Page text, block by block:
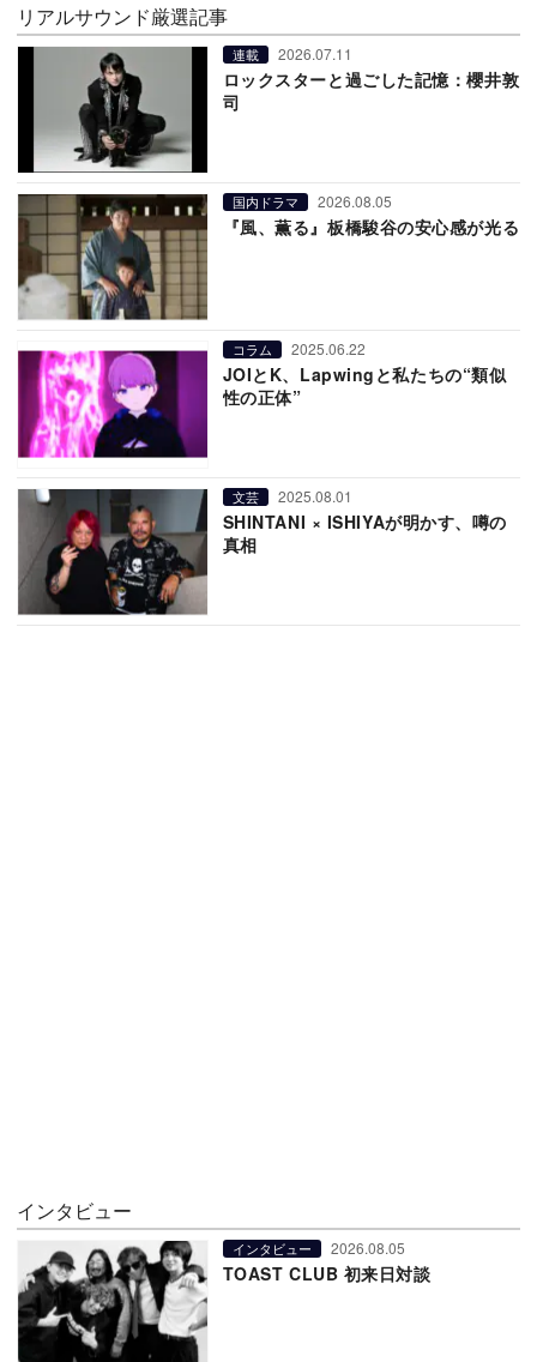
リアルサウンド厳選記事
連載 2026.07.11
ロックスターと過ごした記憶：櫻井敦
司
国内ドラマ 2026.08.05
『風、薫る』板橋駿谷の安心感が光る
コラム 2025.06.22
JOIとK、Lapwingと私たちの“類似
性の正体”
文芸 2025.08.01
SHINTANI × ISHIYAが明かす、噂の
真相
インタビュー
インタビュー 2026.08.05
TOAST CLUB 初来日対談